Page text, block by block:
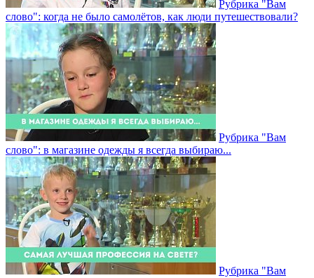
Рубрика "Вам
слово": когда не было самолётов, как люди путешествовали?
Рубрика "Вам
слово": в магазине одежды я всегда выбираю...
Рубрика "Вам